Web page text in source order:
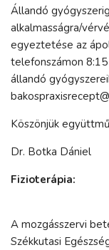
Állandó
alkalmasságra/
egyeztetése az
telefonszámon
állandó
Köszönjük
Dr. Botka Dániel
Fizioterápia:
A mozgásszervi
Székkutasi